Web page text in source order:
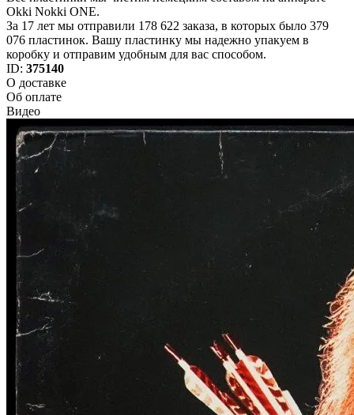
Okki Nokki ONE.
За 17 лет мы отправили 178 622 заказа, в которых было 379
076 пластинок. Вашу пластинку мы надежно упакуем в
коробку и отправим удобным для вас способом.
ID: 375140
О доставке
Об оплате
Видео